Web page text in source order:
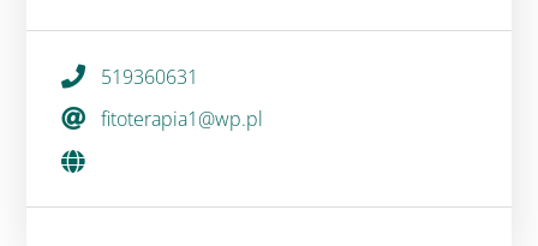
519360631
fitoterapia1@wp.pl